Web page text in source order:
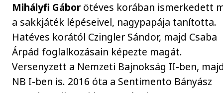
Mihályfi Gábor ötéves korában ismerkedett
a sakkjáték lépéseivel, nagypapája tanította.
Hatéves korától Czingler Sándor, majd Csaba
Árpád foglalkozásain képezte magát.
Versenyzett a Nemzeti Bajnokság II-ben,
NB I-ben is. 2016 óta a Sentimento Bányász